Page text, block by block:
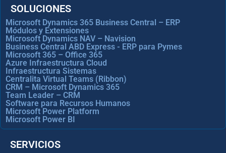
SOLUCIONES
Microsoft Dynamics 365 Business Central – ERP
Módulos y Extensiones
Microsoft Dynamics NAV – Navision
Business Central ABD Express - ERP para Pymes
Microsoft 365 – Office 365
Azure Infraestructura Cloud
Infraestructura Sistemas
Centralita Virtual Teams (Ribbon)
CRM – Microsoft Dynamics 365
Team Leader – CRM
Software para Recursos Humanos
Microsoft Power Platform
Microsoft Power BI
SERVICIOS